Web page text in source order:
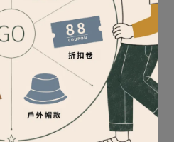
音耳罩 WHP00004 SC1-Green